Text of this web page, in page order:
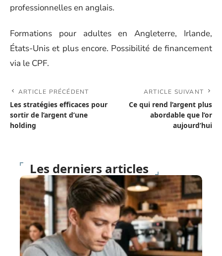
professionnelles en anglais.
Formations pour adultes en Angleterre, Irlande,
États-Unis et plus encore. Possibilité de financement
via le CPF.
ARTICLE PRÉCÉDENT
Les stratégies efficaces pour
sortir de l’argent d’une
holding
ARTICLE SUIVANT
Ce qui rend l’argent plus
abordable que l’or
aujourd’hui
Les derniers articles